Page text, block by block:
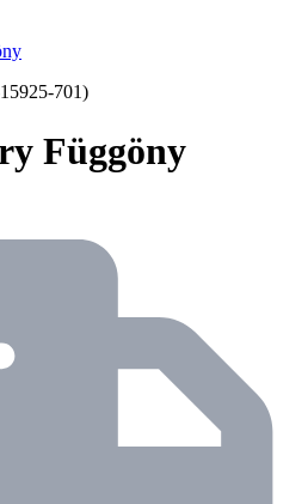
701)
Függöny